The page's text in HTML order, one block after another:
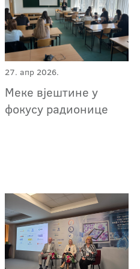
27. апр 2026.
Меке вјештине у
фокусу радионице